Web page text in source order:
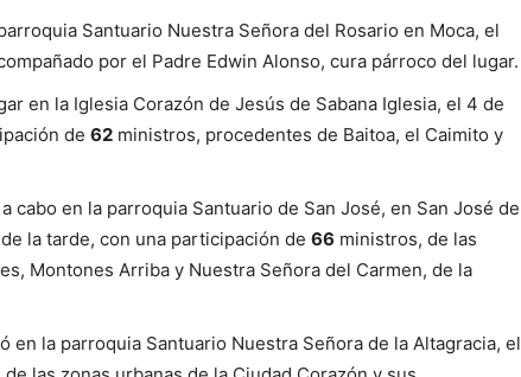
Santuario Nuestra Señora del Rosario en Moca, el
por el Padre Edwin Alonso, cura párroco del lugar.
en la Iglesia Corazón de Jesús de Sabana Iglesia, el 4 de
de 62 ministros, procedentes de Baitoa, el Caimito y
cabo en la parroquia Santuario de San José, en San José de
la tarde, con una participación de 66 ministros, de las
Montones Arriba y Nuestra Señora del Carmen, de la
en la parroquia Santuario Nuestra Señora de la Altagracia, el